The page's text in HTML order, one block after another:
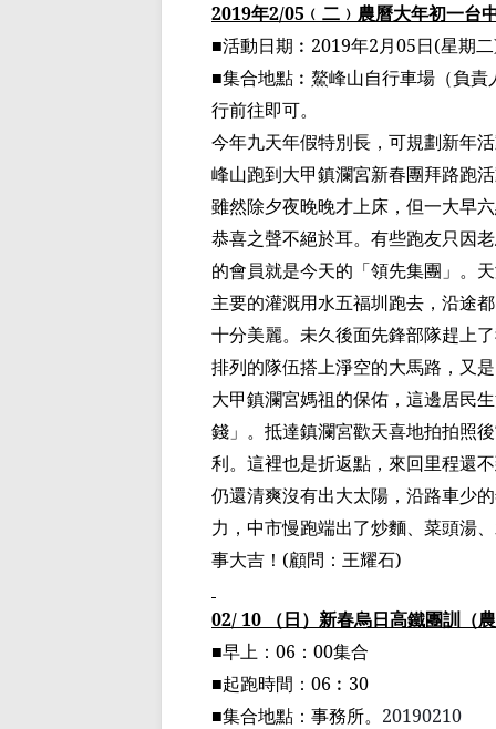
2019年2/05 ﹙二﹚農曆大年初一台
■活動日期︰ 2019年2月05日(星期二
■集合地點 ︰鰲峰山自行車場 （負
行前往即可。
今年九天年假特別長，可規劃新年
峰山跑到大甲鎮瀾宮新春團拜路跑
雖然除夕夜晚晚才上床，但一大早
恭喜之聲不絕於耳。有些跑友只因
的會員就是今天的「領先集團」。
主要的灌溉用水五福圳跑去，沿途
十分美麗。未久後面先鋒部隊趕上
排列的隊伍搭上淨空的大馬路，又
大甲鎮瀾宮媽祖的保佑，這邊居民
錢」。抵達鎮瀾宮歡天喜地拍拍照
利。這裡也是折返點，來回里程還
仍還清爽沒有出大太陽，沿路車少
力，中市慢跑端出了炒麵、菜頭湯
事大吉！ (顧問：王耀石)
02/ 10
（日）新春烏日高鐵團訓（
■早上： 06 ： 00集合
■起跑時間： 06 ︰ 30
■集合地點：事務所。 20190210